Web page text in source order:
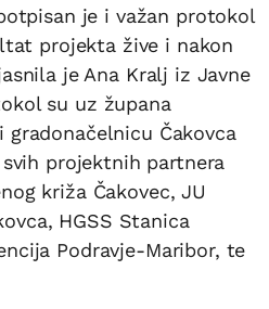
je i važan protokol
projekta žive i nakon
je Ana Kralj iz Javne
su uz župana
gradonačelnicu Čakovca
projektnih partnera
križa Čakovec, JU
HGSS Stanica
Podravje-Maribor, te